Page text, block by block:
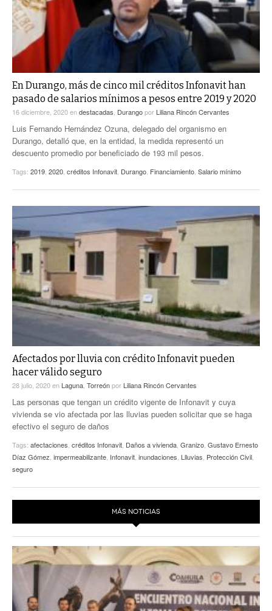
En Durango, más de cinco mil créditos Infonavit han
pasado de salarios mínimos a pesos entre 2019 y 2020
16 diciembre, 2020endestacadas Durangopor Liliana Rincón Cervantes
Luis Fernando Hernández Ozuna, delegado del organismo en
Durango, detalló que, en la entidad, la medida representó un
descuento promedio por beneficiado de 193 mil pesos.
Tags: 2019 2020 créditos Infonavit Durango Financiamiento Salario mínimo
Afectados por lluvia con crédito Infonavit pueden
hacer válido seguro
28 julio, 2020en Laguna Torreónpor Liliana Rincón Cervantes
Las personas que tengan un crédito vigente de Infonavit y cuya
vivienda se vio afectada por las lluvias pueden solicitar que se haga
efectivo el seguro de daños
Tags: afectaciones créditos Infonavit Daños a vivienda Granizo Gustavo Ernesto
Díaz Gómez impermeabilizante Infonavit inundaciones Llluvias Protección Civil
seguro
MÁS NOTICIAS